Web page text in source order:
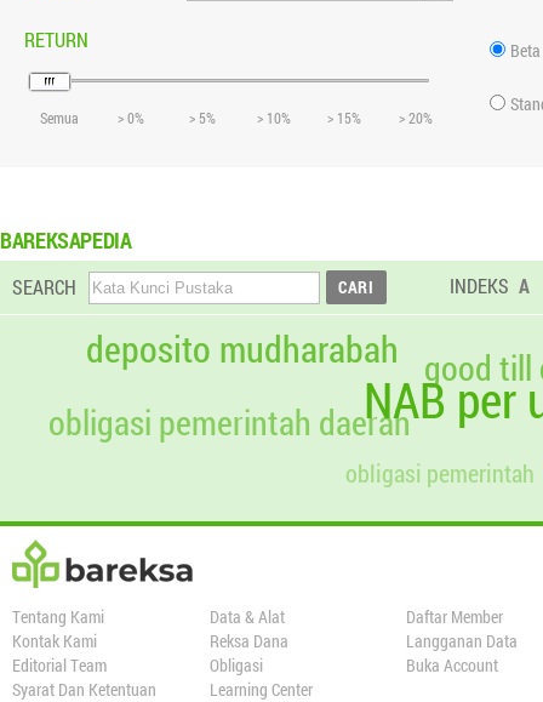
RETURN
Semua > 0% > 5% > 10% > 15% > 20%
Beta
BAREKSAPEDIA
SEARCH INDEKS A
NAB per
deposito mudharabah
obligasi pemerintah
obligasi pemerintah daerah
good till
Tentang Kami
Kontak Kami
Editorial Team
Syarat Dan Ketentuan
Data & Alat
Reksa Dana
Obligasi
Learning Center
Daftar Member
Langganan Data
Buka Account